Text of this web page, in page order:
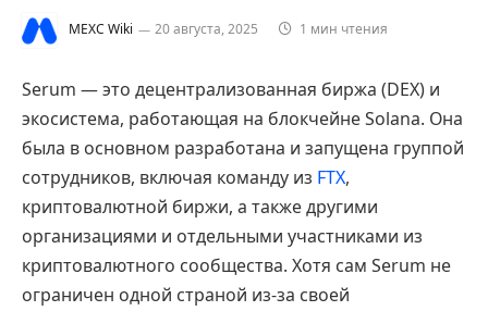
MEXC Wiki 20 августа, 2025 1 мин чтения
Serum — это децентрализованная биржа (DEX) и
экосистема, работающая на блокчейне Solana. Она
была в основном разработана и запущена группой
сотрудников, включая команду из FTX,
криптовалютной биржи, а также другими
организациями и отдельными участниками из
криптовалютного сообщества. Хотя сам Serum не
ограничен одной страной из-за своей